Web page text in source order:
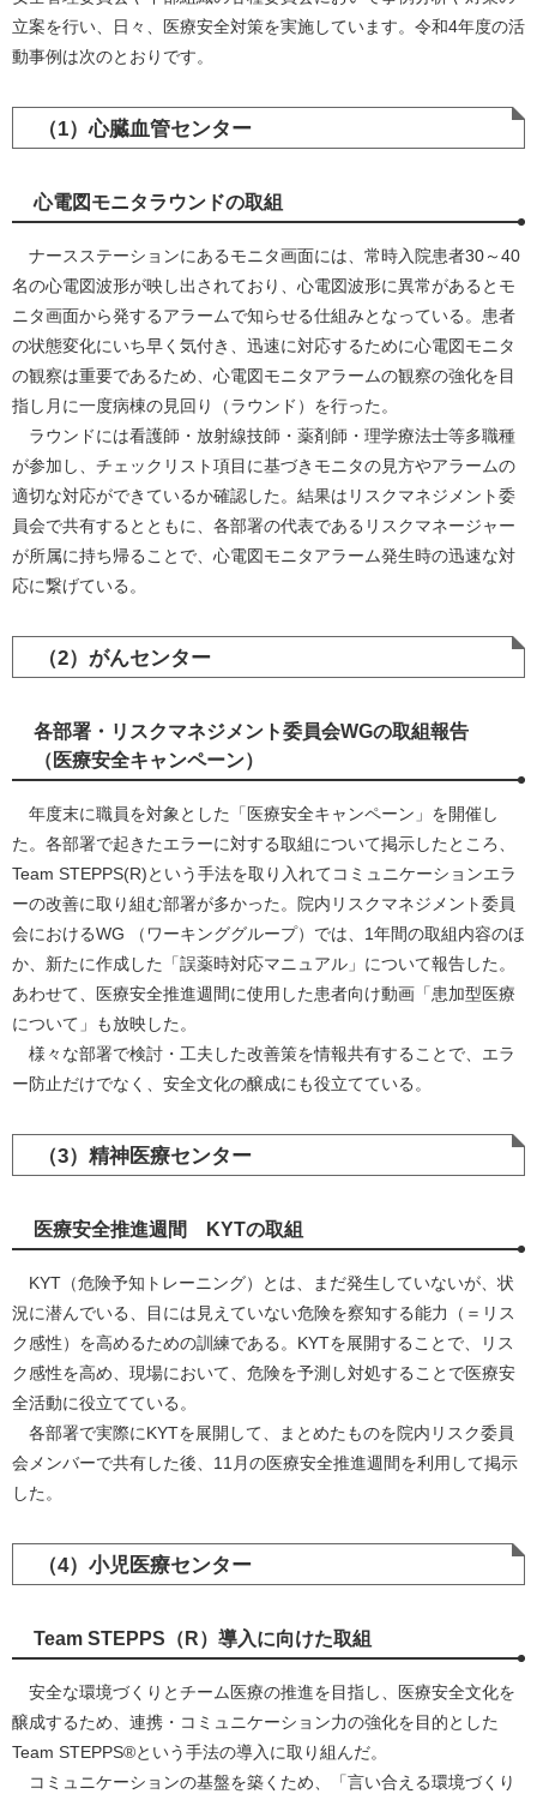
立案を行い、日々、医療安全対策を実施しています。令和4年度の活
動事例は次のとおりです。
（1）心臓血管センター
心電図モニタラウンドの取組
ナースステーションにあるモニタ画面には、常時入院患者30～40
名の心電図波形が映し出されており、心電図波形に異常があるとモ
ニタ画面から発するアラームで知らせる仕組みとなっている。患者
の状態変化にいち早く気付き、迅速に対応するために心電図モニタ
の観察は重要であるため、心電図モニタアラームの観察の強化を目
指し月に一度病棟の見回り（ラウンド）を行った。
ラウンドには看護師・放射線技師・薬剤師・理学療法士等多職種
が参加し、チェックリスト項目に基づきモニタの見方やアラームの
適切な対応ができているか確認した。結果はリスクマネジメント委
員会で共有するとともに、各部署の代表であるリスクマネージャー
が所属に持ち帰ることで、心電図モニタアラーム発生時の迅速な対
応に繋げている。
（2）がんセンター
各部署・リスクマネジメント委員会WGの取組報告
（医療安全キャンペーン）
年度末に職員を対象とした「医療安全キャンペーン」を開催し
た。各部署で起きたエラーに対する取組について掲示したところ、
Team STEPPS(R)という手法を取り入れてコミュニケーションエラ
ーの改善に取り組む部署が多かった。院内リスクマネジメント委員
会におけるWG （ワーキンググループ）では、1年間の取組内容のほ
か、新たに作成した「誤薬時対応マニュアル」について報告した。
あわせて、医療安全推進週間に使用した患者向け動画「患加型医療
について」も放映した。
様々な部署で検討・工夫した改善策を情報共有することで、エラ
ー防止だけでなく、安全文化の醸成にも役立てている。
（3）精神医療センター
医療安全推進週間 KYTの取組
KYT（危険予知トレーニング）とは、まだ発生していないが、状
況に潜んでいる、目には見えていない危険を察知する能力（＝リス
ク感性）を高めるための訓練である。KYTを展開することで、リス
ク感性を高め、現場において、危険を予測し対処することで医療安
全活動に役立てている。
各部署で実際にKYTを展開して、まとめたものを院内リスク委員
会メンバーで共有した後、11月の医療安全推進週間を利用して掲示
した。
（4）小児医療センター
Team STEPPS（R）導入に向けた取組
安全な環境づくりとチーム医療の推進を目指し、医療安全文化を
醸成するため、連携・コミュニケーション力の強化を目的とした
Team STEPPS®という手法の導入に取り組んだ。
コミュニケーションの基盤を築くため、「言い合える環境づくり